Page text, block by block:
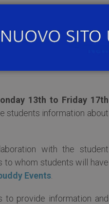
di socializzazione: dal tour
di benvenuto, gli studenti
esperienza come studenti
13th to Friday 17th
students information about
with the student
to whom students will have
Events
to provide information and